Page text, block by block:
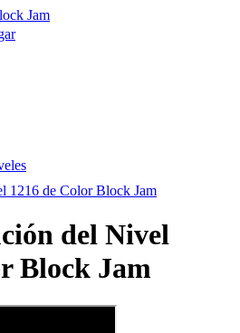
Jam
1216 de Color Block Jam
del Nivel
Block Jam